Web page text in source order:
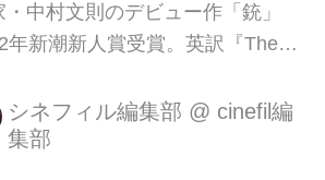
・中村文則のデビュー作「銃」
年新潮新人賞受賞。英訳『The
ジャーナル」年間ベストミステリ
冊選出）。 野間文芸新人賞（04
シネフィル編集部 @ cinefil編
集部